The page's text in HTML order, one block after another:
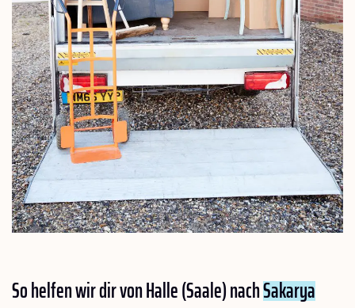
So helfen wir dir von Halle (Saale) nachSakarya